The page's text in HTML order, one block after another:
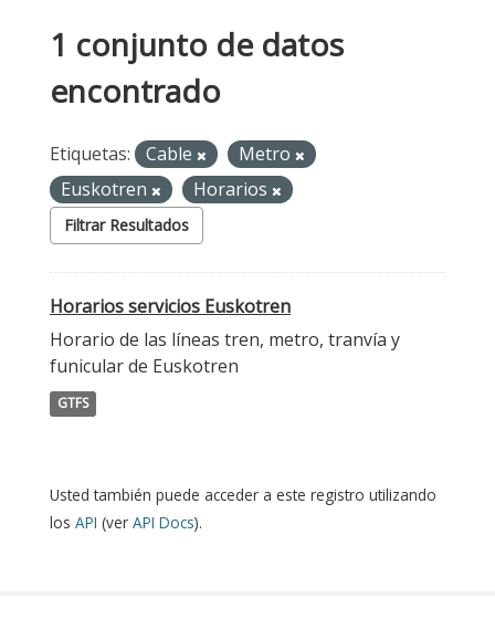
1 conjunto de datos
encontrado
Etiquetas: Cable
Metro
Euskotren
Horarios
Filtrar Resultados
Horarios servicios Euskotren
Horario de las líneas tren, metro, tranvía y
funicular de Euskotren
GTFS
Usted también puede acceder a este registro utilizando
los API (ver API Docs).